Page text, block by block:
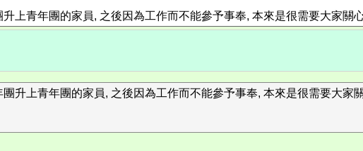
上青年團的家員, 之後因為工作而不能參予事奉, 本來是很需要大家關
升上青年團的家員, 之後因為工作而不能參予事奉, 本來是很需要大家